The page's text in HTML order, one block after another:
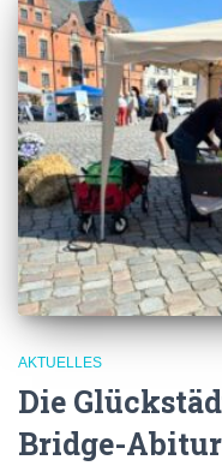
AKTUELLES
Die
Bridge-Abitur